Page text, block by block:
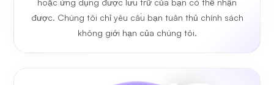
hoặc ứng dụng được lưu trữ của bạn có thể nhận
được. Chúng tôi chỉ yêu cầu bạn tuân thủ chính sách
không giới hạn của chúng tôi.